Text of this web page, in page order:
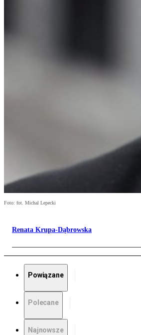
Foto: fot. Michal Lepecki
Renata Krupa-Dąbrowska
Powiązane
Polecane
Najnowsze